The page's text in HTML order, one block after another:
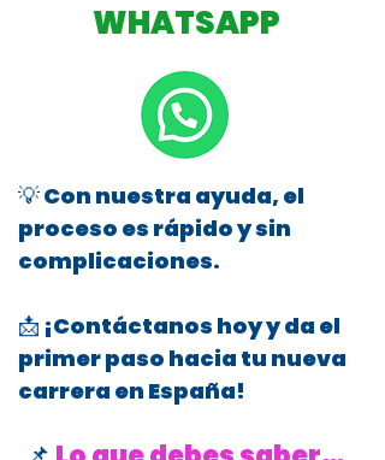
WHATSAPP
💡 Con nuestra ayuda, el
proceso es rápido y sin
complicaciones.
📩 ¡Contáctanos hoy y da el
primer paso hacia tu nueva
carrera en España!